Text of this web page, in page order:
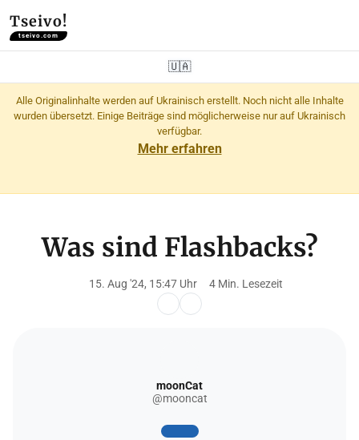
Tseivo!
tseivo.com
🇺🇦
Alle Originalinhalte werden auf Ukrainisch erstellt. Noch nicht alle Inhalte
wurden übersetzt. Einige Beiträge sind möglicherweise nur auf Ukrainisch
verfügbar.
Mehr erfahren
Was sind Flashbacks?
15. Aug '24, 15:47 Uhr 4 Min. Lesezeit
moonCat
@mooncat